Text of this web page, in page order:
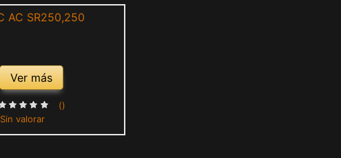
Ver más
Sin valorar
()